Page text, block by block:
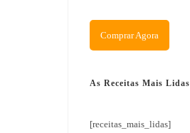
Comprar Agora
As Receitas Mais Lidas
[receitas_mais_lidas]